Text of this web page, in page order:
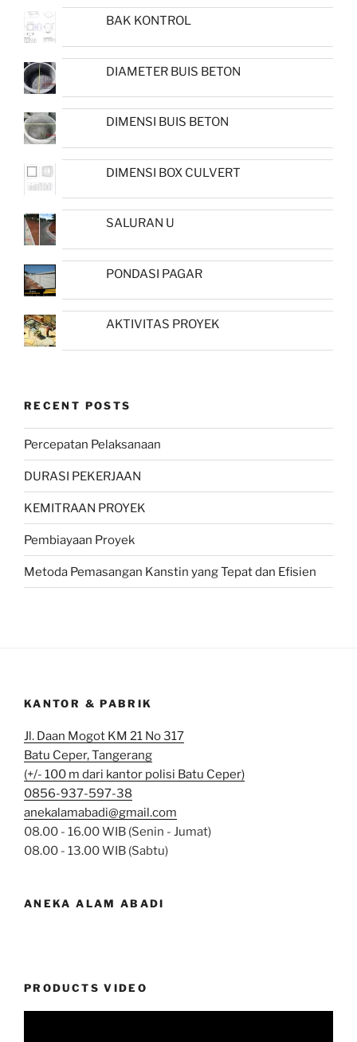
BAK KONTROL
DIAMETER BUIS BETON
DIMENSI BUIS BETON
DIMENSI BOX CULVERT
SALURAN U
PONDASI PAGAR
AKTIVITAS PROYEK
RECENT POSTS
Percepatan Pelaksanaan
DURASI PEKERJAAN
KEMITRAAN PROYEK
Pembiayaan Proyek
Metoda Pemasangan Kanstin yang Tepat dan Efisien
KANTOR & PABRIK
Jl. Daan Mogot KM 21 No 317
Batu Ceper, Tangerang
(+/- 100 m dari kantor polisi Batu Ceper)
0856-937-597-38
anekalamabadi@gmail.com
08.00 - 16.00 WIB (Senin - Jumat)
08.00 - 13.00 WIB (Sabtu)
ANEKA ALAM ABADI
PRODUCTS VIDEO